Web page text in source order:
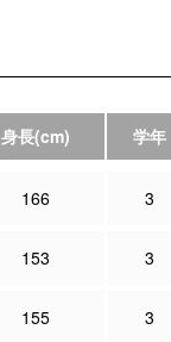
身長(cm) 学年
166 3
153 3
155 3